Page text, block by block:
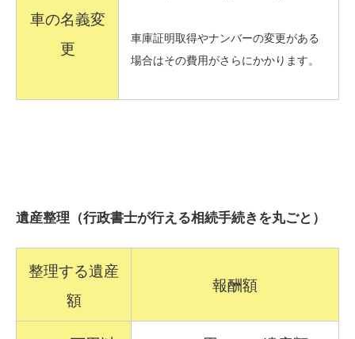
車の名義変
更
車庫証明取得やナンバーの変更がある
場合はその費用がさらにかかります。
遺産整理（行政書士が行える相続手続きを丸ごと）
整理する遺産
額
報酬額